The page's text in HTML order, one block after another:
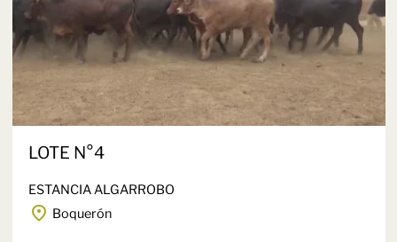
LOTE N°4
ESTANCIA ALGARROBO
Boquerón